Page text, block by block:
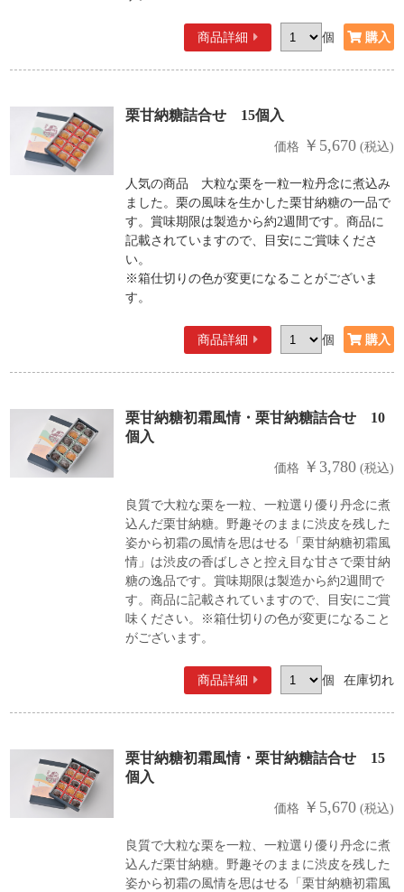
商品詳細 個
栗甘納糖詰合せ 15個入
価格 ￥5,670(税込)
人気の商品 大粒な栗を一粒一粒丹念に煮込み
ました。栗の風味を生かした栗甘納糖の一品で
す。賞味期限は製造から約2週間です。商品に
記載されていますので、目安にご賞味くださ
い。
※箱仕切りの色が変更になることがございま
す。
商品詳細 個
栗甘納糖初霜風情・栗甘納糖詰合せ 10
個入
価格 ￥3,780(税込)
良質で大粒な栗を一粒、一粒選り優り丹念に煮
込んだ栗甘納糖。野趣そのままに渋皮を残した
姿から初霜の風情を思はせる「栗甘納糖初霜風
情」は渋皮の香ばしさと控え目な甘さで栗甘納
糖の逸品です。賞味期限は製造から約2週間で
す。商品に記載されていますので、目安にご賞
味ください。※箱仕切りの色が変更になること
がございます。
商品詳細 個 在庫切れ
栗甘納糖初霜風情・栗甘納糖詰合せ 15
個入
価格 ￥5,670(税込)
良質で大粒な栗を一粒、一粒選り優り丹念に煮
込んだ栗甘納糖。野趣そのままに渋皮を残した
姿から初霜の風情を思はせる「栗甘納糖初霜風